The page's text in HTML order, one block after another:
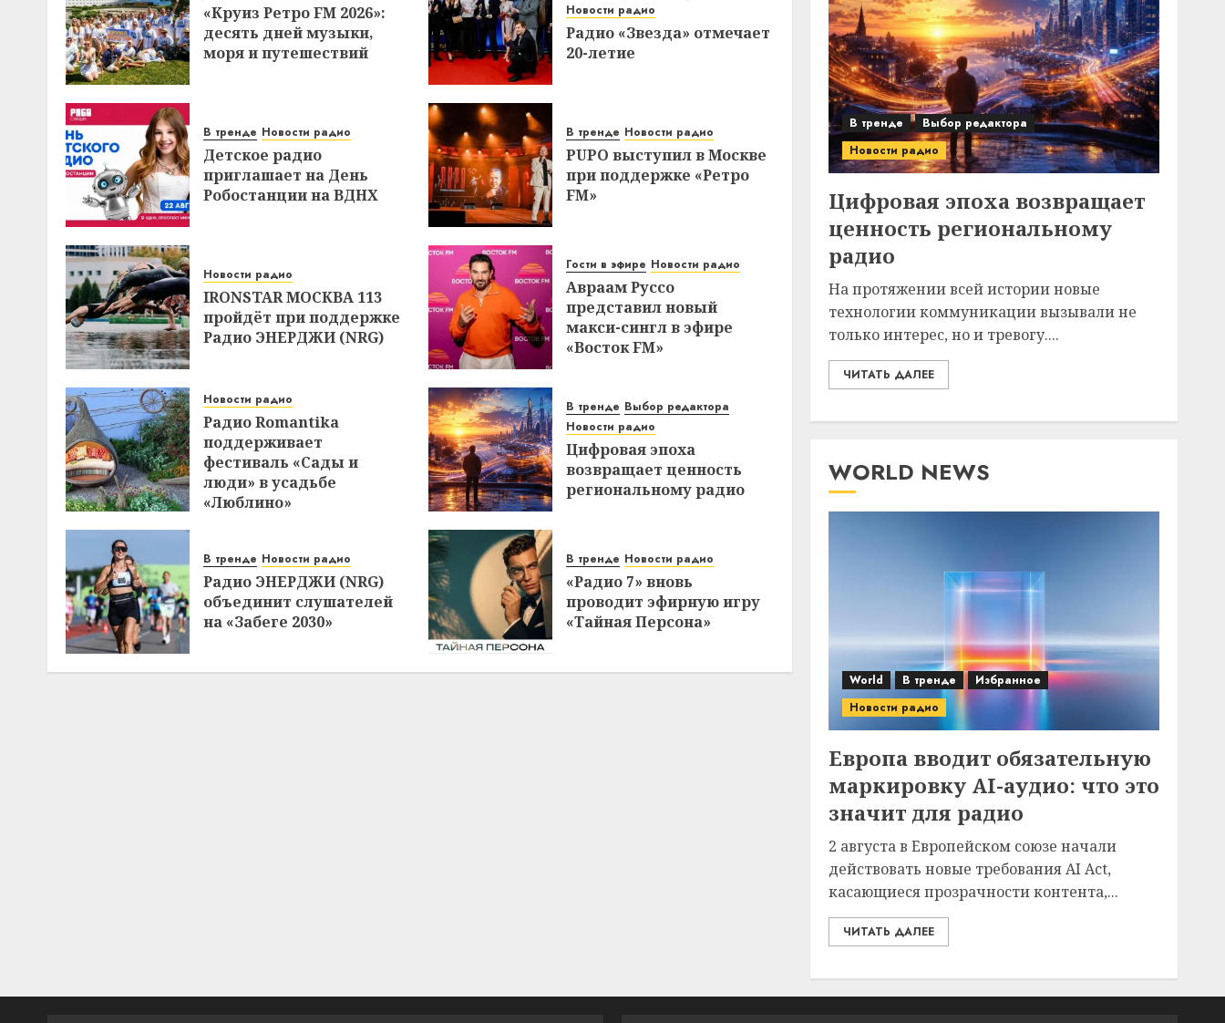
«Круиз Ретро FM 2026»:
десять дней музыки,
моря и путешествий
Новости радио
Радио «Звезда» отмечает
20-летие
В тренде Новости радио
Детское радио
приглашает на День
Робостанции на ВДНХ
В тренде Новости радио
PUPO выступил в Москве
при поддержке «Ретро
FM»
Новости радио
IRONSTAR МОСКВА 113
пройдёт при поддержке
Радио ЭНЕРДЖИ (NRG)
Гости в эфире Новости радио
Авраам Руссо
представил новый
макси-сингл в эфире
«Восток FM»
Новости радио
Радио Romantika
поддерживает
фестиваль «Сады и
люди» в усадьбе
«Люблино»
В тренде Выбор редактора
Новости радио
Цифровая эпоха
возвращает ценность
региональному радио
В тренде Новости радио
Радио ЭНЕРДЖИ (NRG)
объединит слушателей
на «Забеге 2030»
В тренде Новости радио
«Радио 7» вновь
проводит эфирную игру
«Тайная Персона»
В тренде
Выбор редактора
Новости радио
Цифровая эпоха возвращает
ценность региональному
радио
На протяжении всей истории новые
технологии коммуникации вызывали не
только интерес, но и тревогу....
ЧИТАТЬ ДАЛЕЕ
WORLD NEWS
World В тренде
Избранное
Новости радио
Европа вводит обязательную
маркировку AI-аудио: что это
значит для радио
2 августа в Европейском союзе начали
действовать новые требования AI Act,
касающиеся прозрачности контента,...
ЧИТАТЬ ДАЛЕЕ